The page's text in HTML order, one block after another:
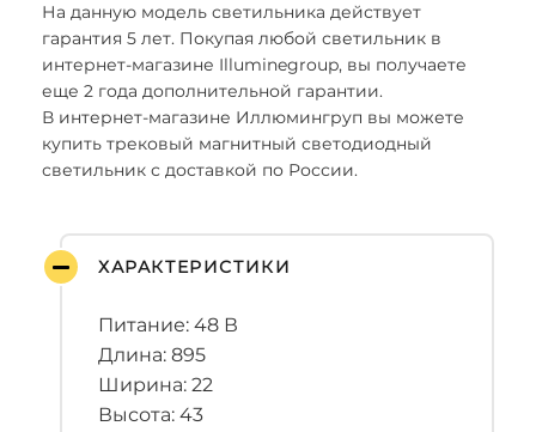
На данную модель светильника действует
гарантия 5 лет. Покупая любой светильник в
интернет-магазине Illuminegroup, вы получаете
еще 2 года дополнительной гарантии.
В интернет-магазине Иллюмингруп вы можете
купить трековый магнитный светодиодный
светильник с доставкой по России.
ХАРАКТЕРИСТИКИ
Питание: 48 В
Длина: 895
Ширина: 22
Высота: 43